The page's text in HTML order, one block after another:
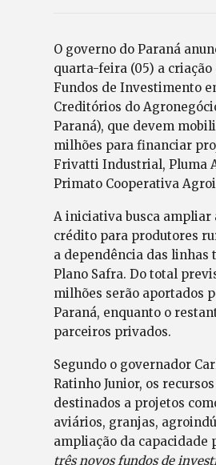
O governo do Paraná
quarta-feira (05) a criação
Fundos de Investimento
Creditórios do
Paraná), que devem
milhões para financiar
Frivatti Industrial, Pluma
Primato Cooperativa
A iniciativa busca ampliar
crédito para produtores
a dependência das linhas
Plano Safra. Do total
milhões serão aportados
Paraná, enquanto o
parceiros privados.
Segundo o governador
Ratinho Junior, os
destinados a projetos
aviários, granjas,
ampliação da capacidade
três novos fundos de